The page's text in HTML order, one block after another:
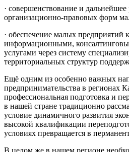
· совершенствование и
организационно-правовых форм
· обеспечение малых
информационными,
услугами через систему
территориальных структур
Ещё одним из особенно важных
предпринимательства в регионах
профессиональная подготовка и
в нашей стране традиционно
условие динамичного развития
высокой квалификации
условиях превращается в
В целом же в нашем регионе